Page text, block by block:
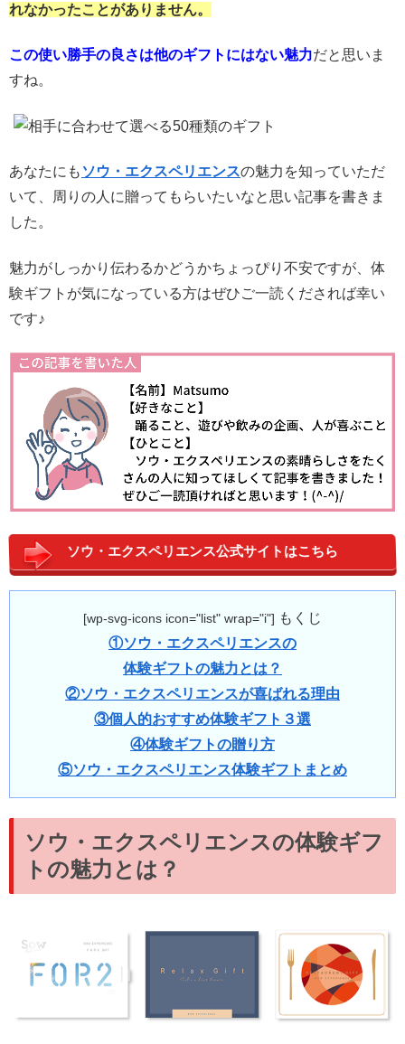
れなかったことがありません。
この使い勝手の良さは他のギフトにはない魅力だと思いま
すね。
あなたにも ソウ・エクスペリエンスの魅力を知っていただ
いて、周りの人に贈ってもらいたいなと思い記事を書きま
した。
魅力がしっかり伝わるかどうかちょっぴり不安ですが、体
験ギフトが気になっている方はぜひご一読くだされば幸い
です♪
ソウ・エクスペリエンス公式サイトはこちら
[wp-svg-icons icon="list" wrap="i"] もくじ
①ソウ・エクスペリエンスの
体験ギフトの魅力とは？
②ソウ・エクスペリエンスが喜ばれる理由
③個人的おすすめ体験ギフト３選
④体験ギフトの贈り方
⑤ソウ・エクスペリエンス体験ギフトまとめ
ソウ・エクスペリエンスの体験ギフ
トの魅力とは？